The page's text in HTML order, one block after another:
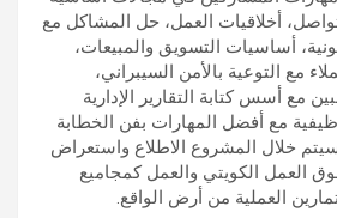
أخلاقيات العمل، حل المشاكل مع
أساسيات التسويق والمبيعات،
مع التوعية بالأمن السيبراني،
مع أسس كتابة التقارير الإدارية
مع أفضل المهارات بفن الخطابة
خلال المشروع الاطلاع واستعراض
العمل الكويتي والعمل كمجاميع
العملية من أرض الواقع.